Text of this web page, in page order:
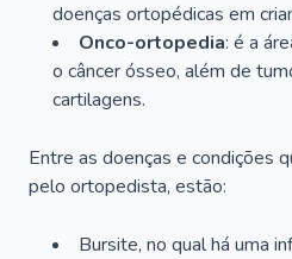
doenças ortopédicas em
Onco-ortopedia: é a
o câncer ósseo, além de
cartilagens.
Entre as doenças e condições
pelo ortopedista, estão:
Bursite, no qual há uma